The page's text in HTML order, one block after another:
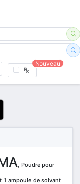
Nouveau
, Poudre pour
1 ampoule de solvant